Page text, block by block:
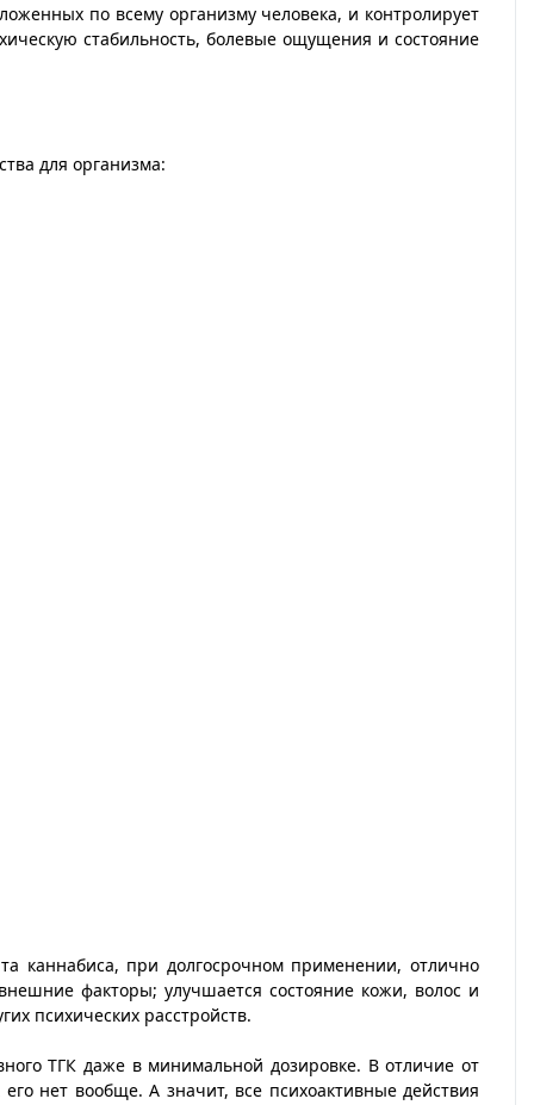
по всему организму человека, и контролирует
стабильность, болевые ощущения и состояние
для организма:
каннабиса, при долгосрочном применении, отлично
факторы; улучшается состояние кожи, волос и
психических расстройств.
ТГК даже в минимальной дозировке. В отличие от
нет вообще. А значит, все психоактивные действия